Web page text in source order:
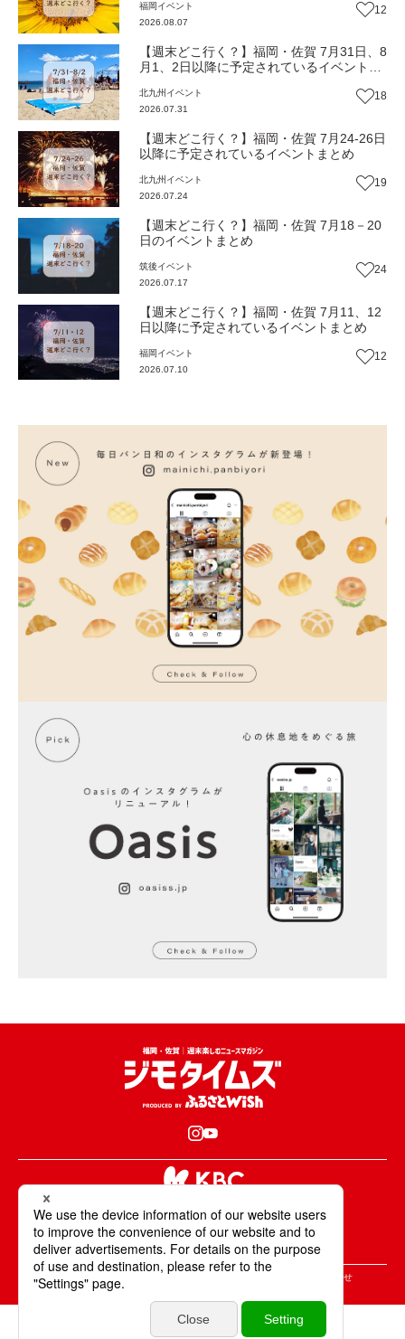
福岡 イベント
2026.08.07
12
【週末どこ行く？】福岡・佐賀 7月31日、8
月1、2日以降に予定されているイベントま
北九州 イベント
2026.07.31
18
【週末どこ行く？】福岡・佐賀 7月24-26日
以降に予定されているイベントまとめ
北九州 イベント
2026.07.24
19
【週末どこ行く？】福岡・佐賀 7月18－20
日のイベントまとめ
筑後イベント
2026.07.17
24
【週末どこ行く？】福岡・佐賀 7月11、12
日以降に予定されているイベントまとめ
福岡 イベント
2026.07.10
12
KBCが取材・撮影した情報・映像は国内外の
テレビ・ラジオ・インターネットなどで放送・配信します。
All Rights Reserved. Copyright © KBC Co.,Ltd.
＞お問合せ
＞個人情報の取り扱いについて